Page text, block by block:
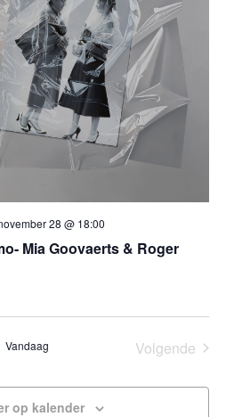
Mia Goovaerts & Roger
28 @ 18:00
Vandaag
Volgende
op kalender